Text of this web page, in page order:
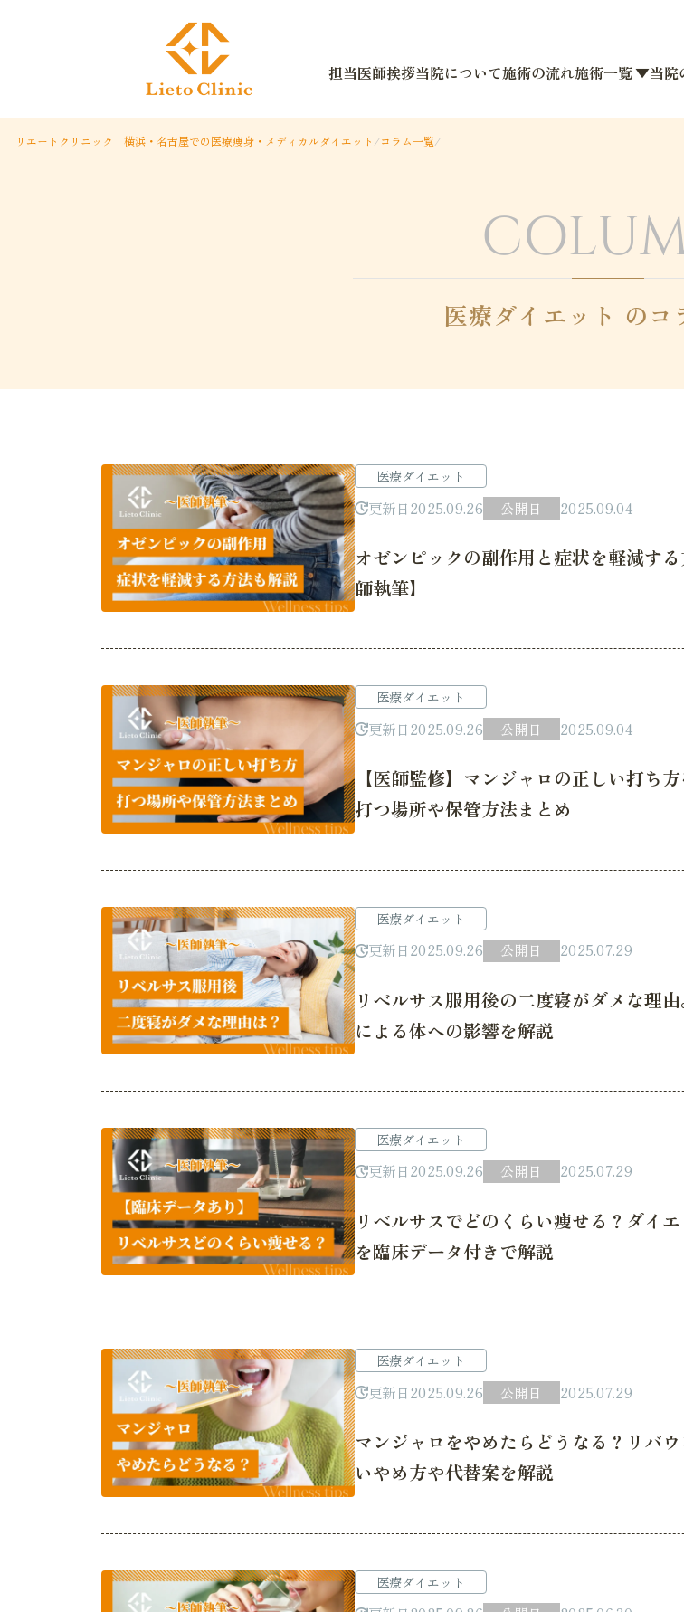
担当医師挨拶当院について施術の流れ施術一覧 ▼当院
リエートクリニック｜横浜・名古屋での医療痩身・メディカルダイエット /コラム一覧/
医療ダイエット のコ
医療ダイエット
更新日2025.09.26 公開日 2025.09.04
オゼンピックの副作用と症状を軽減す
師執筆】
医療ダイエット
更新日2025.09.26 公開日 2025.09.04
【医師監修】マンジャロの正しい打ち方
打つ場所や保管方法まとめ
医療ダイエット
更新日2025.09.26 公開日 2025.07.29
リベルサス服用後の二度寝がダメな理
による体への影響を解説
医療ダイエット
更新日2025.09.26 公開日 2025.07.29
リベルサスでどのくらい痩せる？ダイ
を臨床データ付きで解説
医療ダイエット
更新日2025.09.26 公開日 2025.07.29
マンジャロをやめたらどうなる？リバ
いやめ方や代替案を解説
医療ダイエット